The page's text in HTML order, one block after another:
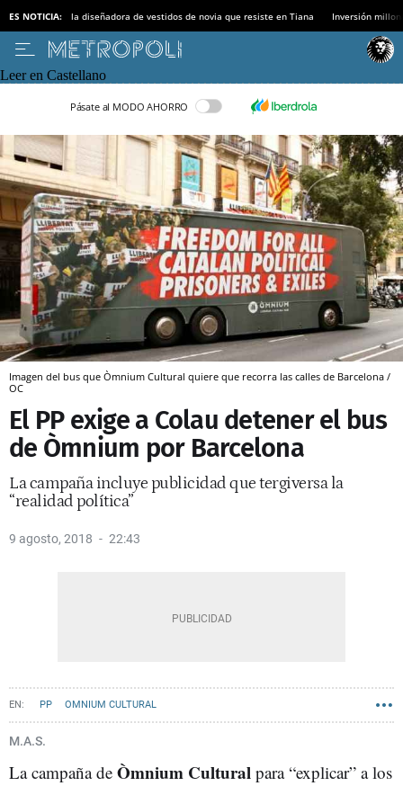
ES NOTICIA: la diseñadora de vestidos de novia que resiste en Tiana Inversión
Leer en Castellano
Pásate al MODO AHORRO
Imagen del bus que Òmnium Cultural quiere que recorra las calles de Barcelona /
OC
El PP exige a Colau detener el bus
de Òmnium por Barcelona
La campaña incluye publicidad que tergiversa la
“realidad política”
9 agosto, 2018 22:43
PP OMNIUM CULTURAL
M.A.S.
La campaña de Òmnium Cultural para “explicar” a los